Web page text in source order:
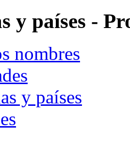
y países -
nombres
y países